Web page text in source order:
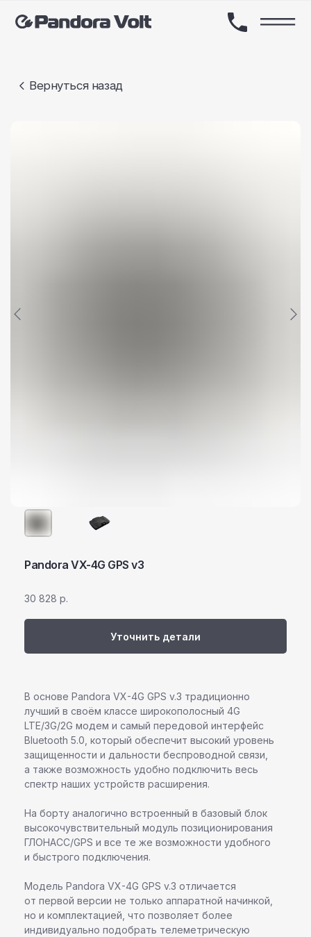
Pandora VX-4G GPS v3
30 828 р.
Уточнить детали
В основе Pandora VX-4G GPS v.3 традиционно
лучший в своём классе широкополосный 4G
LTE/3G/2G модем и самый передовой интерфейс
Bluetooth 5.0, который обеспечит высокий уровень
защищенности и дальности беспроводной связи,
а также возможность удобно подключить весь
спектр наших устройств расширения.
На борту аналогично встроенный в базовый блок
высокочувствительный модуль позиционирования
ГЛОНАСС/GPS и все те же возможности удобного
и быстрого подключения.
Модель Pandora VX-4G GPS v.3 отличается
от первой версии не только аппаратной начинкой,
но и комплектацией, что позволяет более
индивидуально подобрать телеметрическую